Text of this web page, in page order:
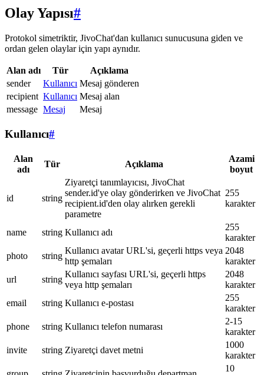
Olay Yapısı#
Protokol simetriktir, JivoChat'dan kullanıcı sunucusuna giden ve
ordan gelen olaylar için yapı aynıdır.
Alan adı Tür
Açıklama
sender
Kullanıcı Mesaj gönderen
recipient Kullanıcı Mesaj alan
message Mesaj Mesaj
Kullanıcı#
Alan
adı
Tür Açıklama
Azami
boyut
id string
Ziyaretçi tanımlayıcısı, JivoChat
sender.id'ye olay gönderirken ve JivoChat
recipient.id'den olay alırken gerekli
parametre
255
karakter
name string Kullanıcı adı
255
karakter
photo
string
Kullanıcı avatar URL'si, geçerli https veya
http şemaları
2048
karakter
url
string
Kullanıcı sayfası URL'si, geçerli https
veya http şemaları
2048
karakter
email
string Kullanıcı e-postası
255
karakter
phone
string Kullanıcı telefon numarası
2-15
karakter
invite
string Ziyaretçi davet metni
1000
karakter
10